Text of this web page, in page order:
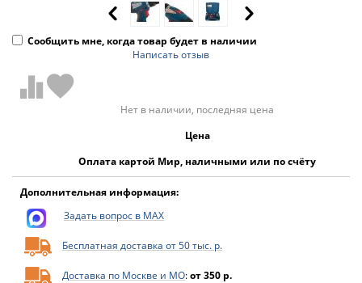
Сообщить мне, когда товар будет в наличии
Написать отзыв
Нет в наличии, последняя цена
Цена
Оплата картой Мир, наличными или по счёту
Дополнительная информация:
Задать вопрос в MAX
Бесплатная доставка от 50 тыс. р.
Доставка по Москве и МО:от 350 р.